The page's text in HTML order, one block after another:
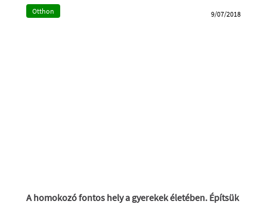
Otthon 9/07/2018
A homokozó fontos hely a gyerekek életében. Építsük